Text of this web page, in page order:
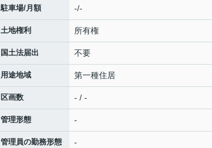
駐車場/月額 -/-
土地権利 所有権
国土法届出 不要
用途地域 第一種住居
区画数 - / -
管理形態 -
管理員の勤務形態 -